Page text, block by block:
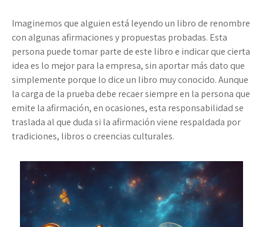
Imaginemos que alguien está leyendo un libro de renombre
con algunas afirmaciones y propuestas probadas. Esta
persona puede tomar parte de este libro e indicar que cierta
idea es lo mejor para la empresa, sin aportar más dato que
simplemente porque lo dice un libro muy conocido. Aunque
la carga de la prueba debe recaer siempre en la persona que
emite la afirmación, en ocasiones, esta responsabilidad se
traslada al que duda si la afirmación viene respaldada por
tradiciones, libros o creencias culturales.